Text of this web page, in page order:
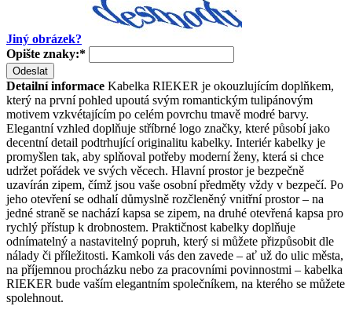
Jiný obrázek?
Opište znaky:*
Odeslat
Detailní informace Kabelka RIEKER je okouzlujícím doplňkem,
který na první pohled upoutá svým romantickým tulipánovým
motivem vzkvétajícím po celém povrchu tmavě modré barvy.
Elegantní vzhled doplňuje stříbrné logo značky, které působí jako
decentní detail podtrhující originalitu kabelky. Interiér kabelky je
promyšlen tak, aby splňoval potřeby moderní ženy, která si chce
udržet pořádek ve svých věcech. Hlavní prostor je bezpečně
uzavírán zipem, čímž jsou vaše osobní předměty vždy v bezpečí. Po
jeho otevření se odhalí důmyslně rozčleněný vnitřní prostor – na
jedné straně se nachází kapsa se zipem, na druhé otevřená kapsa pro
rychlý přístup k drobnostem. Praktičnost kabelky doplňuje
odnímatelný a nastavitelný popruh, který si můžete přizpůsobit dle
nálady či příležitosti. Kamkoli vás den zavede – ať už do ulic města,
na příjemnou procházku nebo za pracovními povinnostmi – kabelka
RIEKER bude vaším elegantním společníkem, na kterého se můžete
spolehnout.